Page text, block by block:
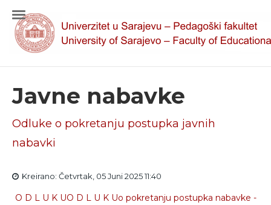
Javne nabavke
Odluke o pokretanju postupka javnih
nabavki
Kreirano: Četvrtak, 05 Juni 2025 11:40
O D L U K UO D L U K Uo pokretanju postupka nabavke -